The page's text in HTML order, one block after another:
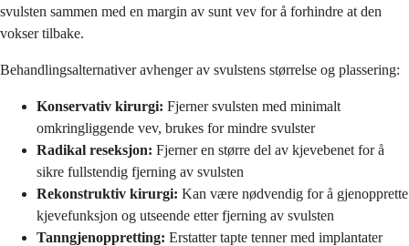
svulsten sammen med en margin av sunt vev for å forhindre at den
vokser tilbake.
Behandlingsalternativer avhenger av svulstens størrelse og plassering:
Konservativ kirurgi: Fjerner svulsten med minimalt
omkringliggende vev, brukes for mindre svulster
Radikal reseksjon: Fjerner en større del av kjevebenet for å
sikre fullstendig fjerning av svulsten
Rekonstruktiv kirurgi: Kan være nødvendig for å gjenopprette
kjevefunksjon og utseende etter fjerning av svulsten
Tanngjenoppretting: Erstatter tapte tenner med implantater